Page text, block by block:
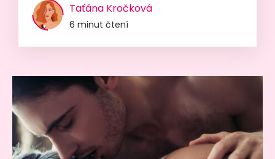
Taťána Kročková
6 minut čtení